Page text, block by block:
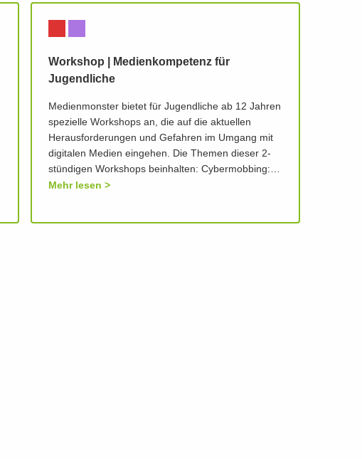
Workshop | Medienkompetenz für
Jugendliche
Medienmonster bietet für Jugendliche ab 12 Jahren
spezielle Workshops an, die auf die aktuellen
Herausforderungen und Gefahren im Umgang mit
digitalen Medien eingehen. Die Themen dieser 2-
stündigen Workshops beinhalten: Cybermobbing:…
Mehr lesen